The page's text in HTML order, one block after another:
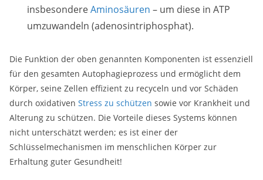
insbesondereAminosäuren – um diese in ATP
umzuwandeln (adenosintriphosphat).
Die Funktion der oben genannten Komponenten ist essenziell
für den gesamten Autophagieprozess und ermöglicht dem
Körper, seine Zellen effizient zu recyceln und vor Schäden
durch oxidativen Stress zu schützen sowie vor Krankheit und
Alterung zu schützen. Die Vorteile dieses Systems können
nicht unterschätzt werden; es ist einer der
Schlüsselmechanismen im menschlichen Körper zur
Erhaltung guter Gesundheit!